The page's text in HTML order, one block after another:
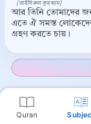
Quran
আর তিনি তোমাদের
এতে ঐ সমস্ত
গ্রহণ করতে চায়।
[তাইসিরুল কুরআন]
আন-নাহাল, ১৬:৬৫
Copy